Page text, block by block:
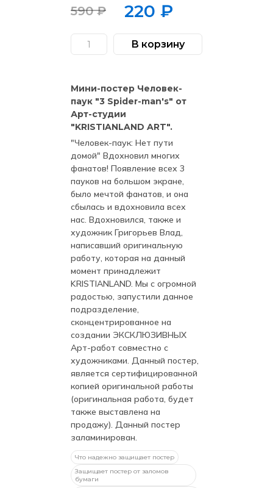
590₽
Первоначальная
цена
составляла
220₽
Текущая
цена:
220 ₽.
Количество
товара
Паучка
"3
Spider-
man's"
By
KRISTIANLAND
ART
(Exclusive)
В корзину
Мини-постер Человек-
паук "3 Spider-man's" от
Арт-студии
"KRISTIANLAND ART".
"Человек-паук: Нет пути
домой" Вдохновил многих
фанатов! Появление всех 3
пауков на большом экране,
было мечтой фанатов, и она
сбылась и вдохновила всех
нас. Вдохновился, также и
художник Григорьев Влад,
написавший оригинальную
работу, которая на данный
момент принадлежит
KRISTIANLAND. Мы с огромной
радостью, запустили данное
подразделение,
сконцентрированное на
создании ЭКСКЛЮЗИВНЫХ
Арт-работ совместно с
художниками. Данный постер,
является сертифицированной
копией оригинальной работы
(оригинальная работа, будет
также выставлена на
продажу). Данный постер
заламинирован.
Что надежно защищает постер
Защищает постер от заломов
бумаги